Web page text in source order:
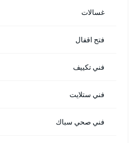
غسالات
فتح اقفال
فني تكييف
فني ستلايت
فني صحي سباك